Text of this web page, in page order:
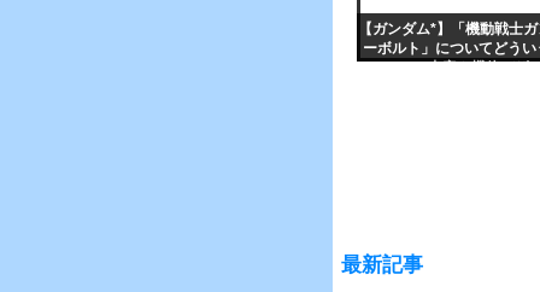
【ガンダム*】「機動戦士
ーボルト」についてどう
の？（内容や機体デザ
最新記事